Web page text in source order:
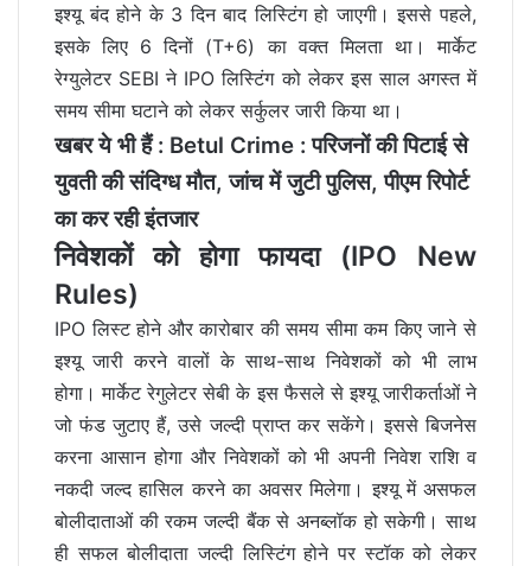
इश्यू बंद होने के 3 दिन बाद लिस्टिंग हो जाएगी। इससे पहले,
इसके लिए 6 दिनों (T+6) का वक्त मिलता था। मार्केट
रेग्युलेटर SEBI ने IPO लिस्टिंग को लेकर इस साल अगस्‍त में
समय सीमा घटाने को लेकर सर्कुलर जारी किया था।
खबर ये भी हैं : Betul Crime : परिजनों की पिटाई से
युवती की संदिग्ध मौत, जांच में जुटी पुलिस, पीएम रिपोर्ट
का कर रही इंतजार
निवेशकों को होगा फायदा (IPO New
Rules)
IPO लिस्‍ट होने और कारोबार की समय सीमा कम किए जाने से
इश्‍यू जारी करने वालों के साथ-साथ निवेशकों को भी लाभ
होगा। मार्केट रेगुलेटर सेबी के इस फैसले से इश्‍यू जारीकर्ताओं ने
जो फंड जुटाए हैं, उसे जल्दी प्राप्त कर सकेंगे। इससे बिजनेस
करना आसान होगा और निवेशकों को भी अपनी निवेश राशि व
नकदी जल्‍द हासिल करने का अवसर मिलेगा। इश्‍यू में असफल
बोलीदाताओं की रकम जल्‍दी बैंक से अनब्‍लॉक हो सकेगी। साथ
ही सफल बोलीदाता जल्‍दी लिस्टिंग होने पर स्‍टॉक को लेकर